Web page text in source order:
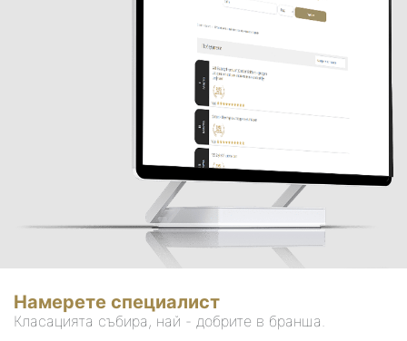
Намерете специалист
Класацията събира, най - добрите в бранша.